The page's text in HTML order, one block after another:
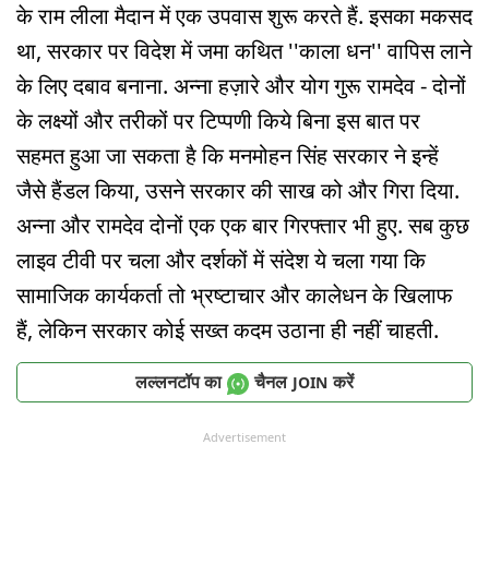
के राम लीला मैदान में एक उपवास शुरू करते हैं. इसका मकसद
था, सरकार पर विदेश में जमा कथित ''काला धन'' वापिस लाने
के लिए दबाव बनाना. अन्ना हज़ारे और योग गुरू रामदेव - दोनों
के लक्ष्यों और तरीकों पर टिप्पणी किये बिना इस बात पर
सहमत हुआ जा सकता है कि मनमोहन सिंह सरकार ने इन्हें
जैसे हैंडल किया, उसने सरकार की साख को और गिरा दिया.
अन्ना और रामदेव दोनों एक एक बार गिरफ्तार भी हुए. सब कुछ
लाइव टीवी पर चला और दर्शकों में संदेश ये चला गया कि
सामाजिक कार्यकर्ता तो भ्रष्टाचार और कालेधन के खिलाफ
हैं, लेकिन सरकार कोई सख्त कदम उठाना ही नहीं चाहती.
लल्लनटॉप का चैनल JOIN करें
Advertisement